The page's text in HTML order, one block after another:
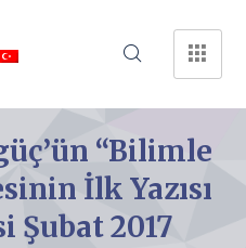
“Bilimle
İlk Yazısı
Şubat 2017